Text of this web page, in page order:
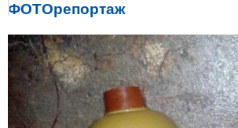
ФОТОрепортаж